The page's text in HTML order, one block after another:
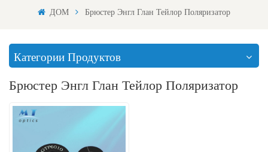
ДОМ Брюстер Энгл Глан Тейлор Поляризатор
Категории Продуктов
Брюстер Энгл Глан Тейлор Поляризатор